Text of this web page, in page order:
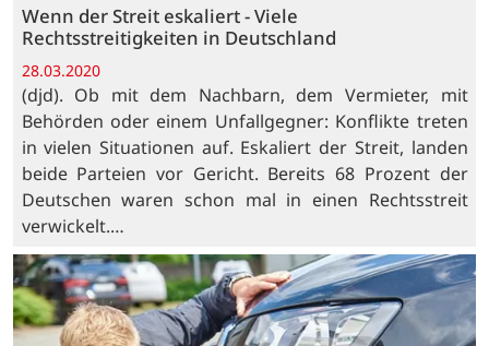
Wenn der Streit eskaliert - Viele
Rechtsstreitigkeiten in Deutschland
28.03.2020
(djd). Ob mit dem Nachbarn, dem Vermieter, mit
Behörden oder einem Unfallgegner: Konflikte treten
in vielen Situationen auf. Eskaliert der Streit, landen
beide Parteien vor Gericht. Bereits 68 Prozent der
Deutschen waren schon mal in einen Rechtsstreit
verwickelt.…